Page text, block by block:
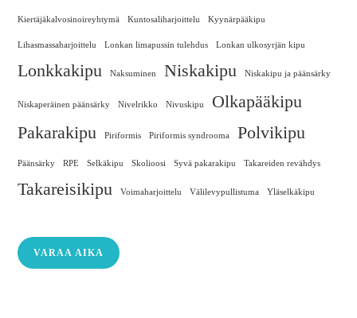
Kiertäjäkalvosinoireyhtymä Kuntosaliharjoittelu Kyynärpääkipu
Lihasmassaharjoittelu Lonkan limapussin tulehdus Lonkan ulkosyrjän kipu
Lonkkakipu Naksuminen Niskakipu Niskakipu ja päänsärky
Niskaperäinen päänsärky Nivelrikko Nivuskipu
Olkapääkipu
Pakarakipu
Piriformis Piriformis syndrooma Polvikipu
Päänsärky RPE Selkäkipu Skolioosi Syvä pakarakipu Takareiden revähdys
Takareisikipu Voimaharjoittelu Välilevypullistuma Yläselkäkipu
VARAA AIKA